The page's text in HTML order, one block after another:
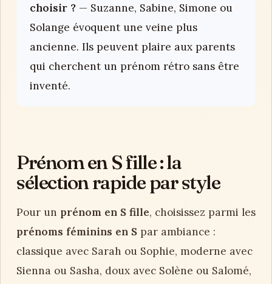
choisir ? — Suzanne, Sabine, Simone ou
Solange évoquent une veine plus
ancienne. Ils peuvent plaire aux parents
qui cherchent un prénom rétro sans être
inventé.
Prénom en S fille : la
sélection rapide par style
Pour un prénom en S fille, choisissez parmi les
prénoms féminins en S par ambiance :
classique avec Sarah ou Sophie, moderne avec
Sienna ou Sasha, doux avec Solène ou Salomé,